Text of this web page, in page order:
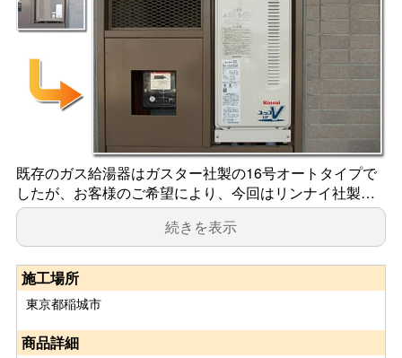
既存のガス給湯器はガスター社製の16号オートタイプで
したが、お客様のご希望により、今回はリンナイ社製…
続きを表示
施工場所
東京都稲城市
商品詳細